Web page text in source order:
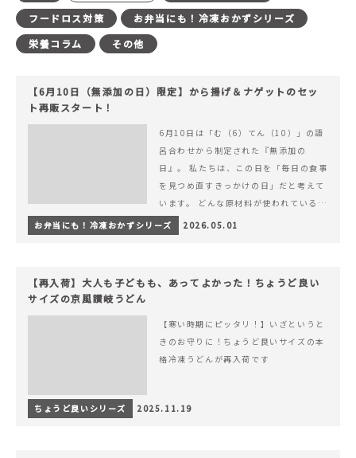
フードロス対策
お弁当にも！冷凍おかずシリーズ
栄養コラム
その他
【6月10日（無添加の日）限定】から揚げ＆ナゲットのセッ
ト再販スタート！
6月10日は「む（6）てん（10）」の語
呂合わせから制定された『無添加の
日』。 私たちは、この日を「毎日の食事
を見つめ直すきっかけの日」だと考えて
います。 どんな原材料が使われているの
か。 どのようにつくられているのか。&
hellip; 続きを読む 【6月10日（無添加
お弁当にも！冷凍おかずシリーズ 2026.05.01
【再入荷】大人も子どもも、あってよかった！ちょうど良い
サイズの京風讃岐うどん
【寒い時期にピッタリ！】いざというと
きのお守りに！ちょうど良いサイズの本
格冷凍うどんが再入荷です
ちょうど良いシリーズ 2025.11.19